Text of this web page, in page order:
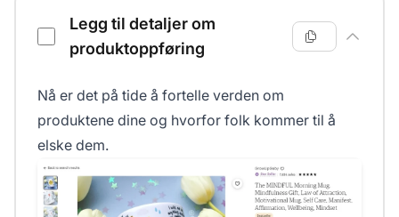
Legg til detaljer om
produktoppføring
Nå er det på tide å fortelle verden om
produktene dine og hvorfor folk kommer til å
elske dem.